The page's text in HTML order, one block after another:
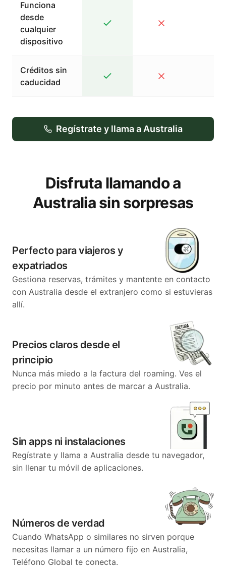
Funciona
desde
cualquier
dispositivo
Créditos sin
caducidad
Regístrate y llama a Australia
Disfruta llamando a
Australia sin sorpresas
Perfecto para viajeros y
expatriados
Gestiona reservas, trámites y mantente en contacto
con Australia desde el extranjero como si estuvieras
allí.
Precios claros desde el
principio
Nunca más miedo a la factura del roaming. Ves el
precio por minuto antes de marcar a Australia.
Sin apps ni instalaciones
Regístrate y llama a Australia desde tu navegador,
sin llenar tu móvil de aplicaciones.
Números de verdad
Cuando WhatsApp o similares no sirven porque
necesitas llamar a un número fijo en Australia,
Teléfono Global te conecta.